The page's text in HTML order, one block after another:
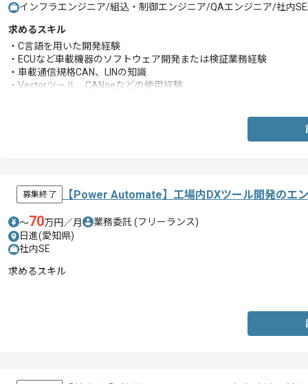
インフラエンジニア/組込・制御エンジニア/QAエンジニア/社内
求めるスキル
・C言語を用いた開発経験
・ECUなど車載機器のソフトウェア開発または検証業務経験
・車載通信規格CAN、LINの知識
・Vectorツール、CANoeなどの使用経験
募集終了 【Power Automate】工場内DXツール開発のエ
〜70万円／月 業務委託 (フリーランス)
日進(愛知県)
社内SE
求めるスキル